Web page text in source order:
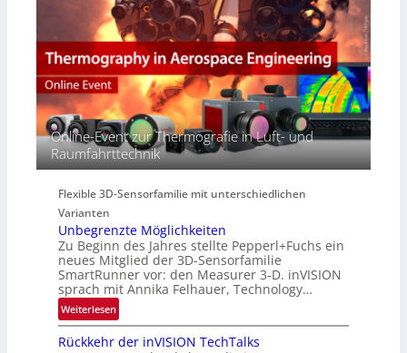
t
s
S
e
i
e
s
-
u
n
d
e
E
A
-
R
e
o
n
s
p
e
c
r
a
l
N
s
‘
Online-Event zur Thermografie in Luft- und
Raumfahrttechnik
Flexible 3D-Sensorfamilie mit unterschiedlichen
Varianten
Unbegrenzte Möglichkeiten
Zu Beginn des Jahres stellte Pepperl+Fuchs ein
neues Mitglied der 3D-Sensorfamilie
SmartRunner vor: den Measurer 3-D. inVISION
sprach mit Annika Felhauer, Technology…
Weiterlesen:
U
n
Rückkehr der inVISION TechTalks